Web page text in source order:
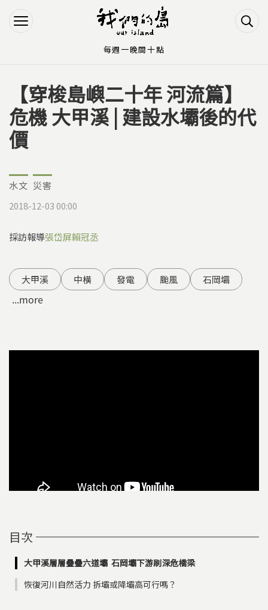
Jump to Navigation
Jump to Main content
您在這裡
【穿梭島嶼二十年 河流篇】
危機 大甲溪 | 建設水壩後的代
價
水文 災害
2018-12-03 00:00
採訪報導張岱屏賴冠丞
大甲溪 中橫 發電 颱風 石岡壩
...more
目次
大甲溪層層疊疊六道壩 石岡壩下游刷深危橋梁
恢復河川自然活力 拆壩或降壩高可行嗎？
每週一晚間十點